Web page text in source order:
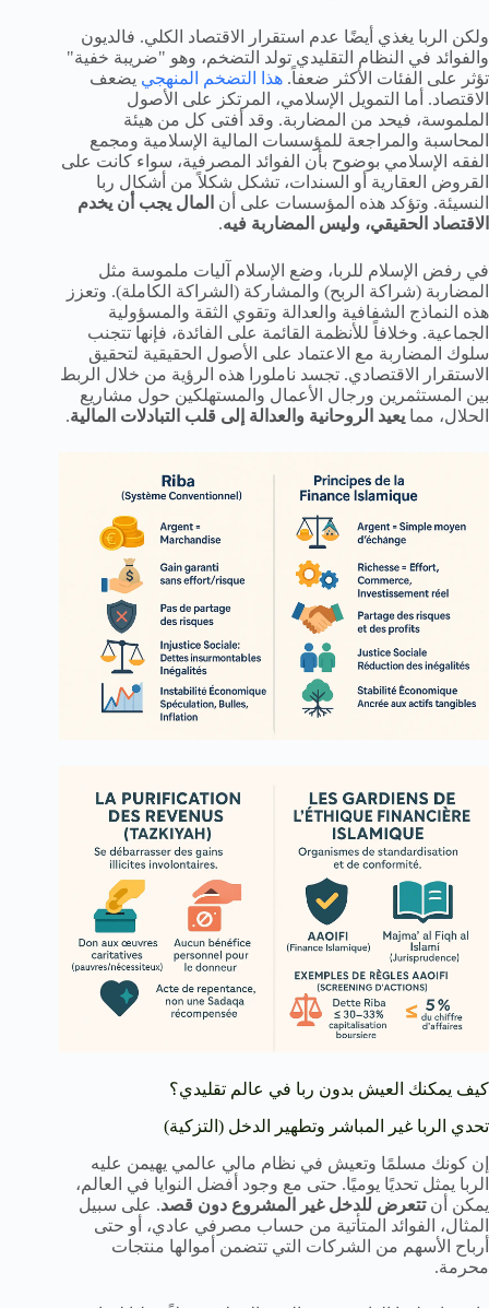
ولكن الربا يغذي أيضًا عدم استقرار الاقتصاد الكلي. فالديون
والفوائد في النظام التقليدي تولد التضخم، وهو "ضريبة خفية"
تؤثر على الفئات الأكثر ضعفاً. هذا التضخم المنهجي يضعف
الاقتصاد. أما التمويل الإسلامي، المرتكز على الأصول
الملموسة، فيحد من المضاربة. وقد أفتى كل من هيئة
المحاسبة والمراجعة للمؤسسات المالية الإسلامية ومجمع
الفقه الإسلامي بوضوح بأن الفوائد المصرفية، سواء كانت على
القروض العقارية أو السندات، تشكل شكلاً من أشكال ربا
النسيئة. وتؤكد هذه المؤسسات على أن المال يجب أن يخدم
الاقتصاد الحقيقي، وليس المضاربة فيه.
في رفض الإسلام للربا، وضع الإسلام آليات ملموسة مثل
المضاربة (شراكة الربح) والمشاركة (الشراكة الكاملة). وتعزز
هذه النماذج الشفافية والعدالة وتقوي الثقة والمسؤولية
الجماعية. وخلافاً للأنظمة القائمة على الفائدة، فإنها تتجنب
سلوك المضاربة مع الاعتماد على الأصول الحقيقية لتحقيق
الاستقرار الاقتصادي. تجسد ناملورا هذه الرؤية من خلال الربط
بين المستثمرين ورجال الأعمال والمستهلكين حول مشاريع
الحلال، مما يعيد الروحانية والعدالة إلى قلب التبادلات المالية.
كيف يمكنك العيش بدون ربا في عالم تقليدي؟
تحدي الربا غير المباشر وتطهير الدخل (التزكية)
إن كونك مسلمًا وتعيش في نظام مالي عالمي يهيمن عليه
الربا يمثل تحديًا يوميًا. حتى مع وجود أفضل النوايا في العالم،
يمكن أنتتعرض للدخل غير المشروع دون قصد. على سبيل
المثال، الفوائد المتأتية من حساب مصرفي عادي، أو حتى
أرباح الأسهم من الشركات التي تتضمن أموالها منتجات
محرمة.